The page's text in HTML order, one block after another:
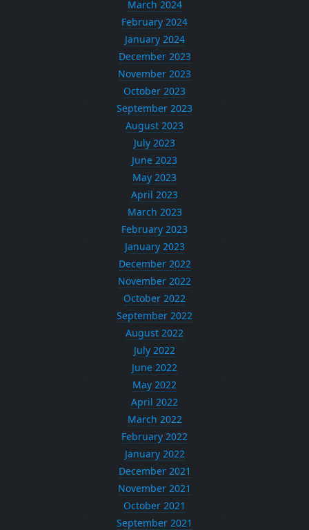
March 2024
February 2024
January 2024
December 2023
November 2023
October 2023
September 2023
August 2023
July 2023
June 2023
May 2023
April 2023
March 2023
February 2023
January 2023
December 2022
November 2022
October 2022
September 2022
August 2022
July 2022
June 2022
May 2022
April 2022
March 2022
February 2022
January 2022
December 2021
November 2021
October 2021
September 2021